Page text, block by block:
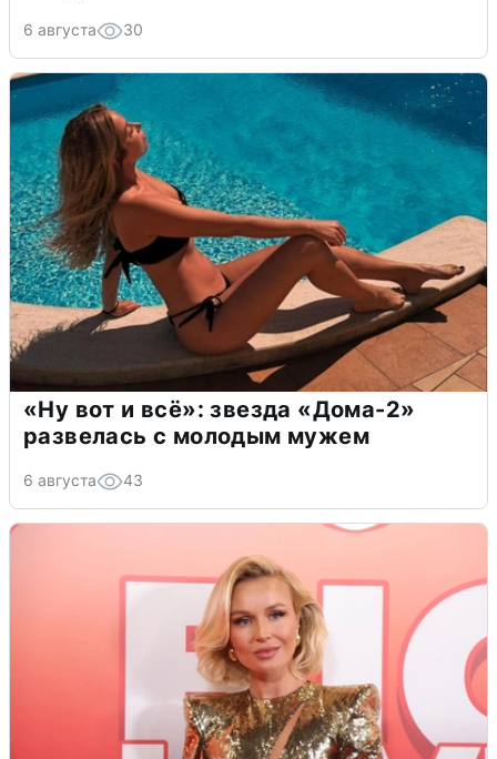
6 августа 30
«Ну вот и всё»: звезда «Дома-2»
развелась с молодым мужем
6 августа 43